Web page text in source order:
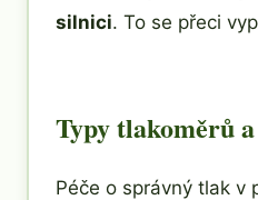
silnici. To se přeci
Typy tlakoměrů
Péče o správný tlak v